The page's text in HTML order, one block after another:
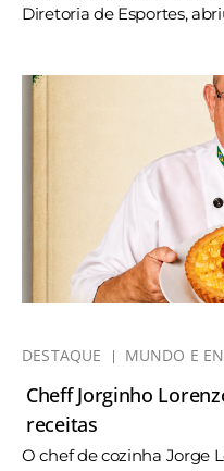
Diretoria de Esportes,
DESTAQUE MUNDO E
Cheff Jorginho
receitas
O chef de cozinha Jorge